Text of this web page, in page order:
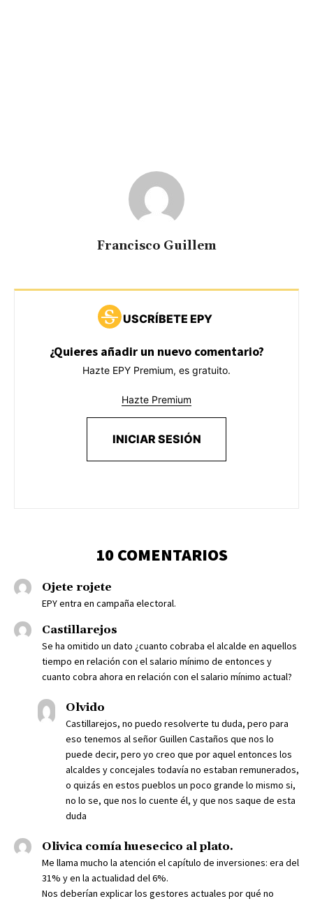
Francisco Guillem
USCRÍBETE EPY
¿Quieres añadir un nuevo comentario?
Hazte EPY Premium, es gratuito.
Hazte Premium
INICIAR SESIÓN
10 COMENTARIOS
Ojete rojete
EPY entra en campaña electoral.
Castillarejos
Se ha omitido un dato ¿cuanto cobraba el alcalde en aquellos
tiempo en relación con el salario mínimo de entonces y
cuanto cobra ahora en relación con el salario mínimo actual?
Olvido
Castillarejos, no puedo resolverte tu duda, pero para
eso tenemos al señor Guillen Castaños que nos lo
puede decir, pero yo creo que por aquel entonces los
alcaldes y concejales todavía no estaban remunerados,
o quizás en estos pueblos un poco grande lo mismo si,
no lo se, que nos lo cuente él, y que nos saque de esta
duda
Olivica comía huesecico al plato.
Me llama mucho la atención el capítulo de inversiones: era del
31% y en la actualidad del 6%.
Nos deberían explicar los gestores actuales por qué no